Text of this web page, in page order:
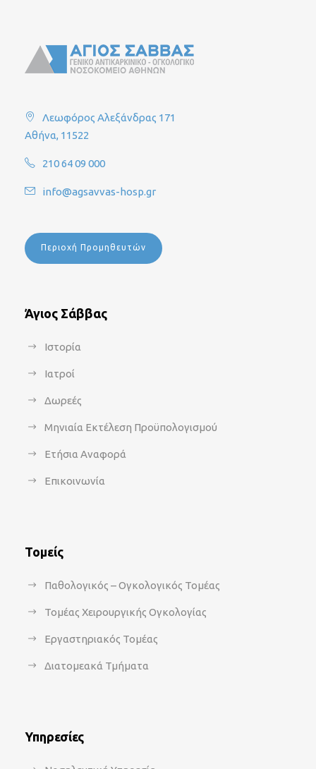
Λεωφόρος Αλεξάνδρας 171
Αθήνα, 11522
210 64 09 000
info@agsavvas-hosp.gr
Περιοχή Προμηθευτών
Άγιος Σάββας
Ιστορία
Ιατροί
Δωρεές
Μηνιαία Εκτέλεση Προϋπολογισμού
Ετήσια Αναφορά
Επικοινωνία
Τομείς
Παθολογικός – Ογκολογικός Τομέας
Τομέας Χειρουργικής Ογκολογίας
Εργαστηριακός Τομέας
Διατομεακά Τμήματα
Υπηρεσίες